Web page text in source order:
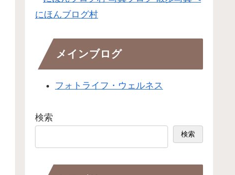
にほんブログ村
メインブログ
フォトライフ・ウェルネス
検索
検索